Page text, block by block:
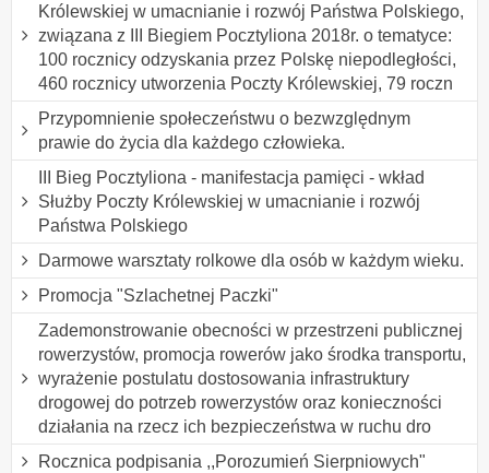
Królewskiej w umacnianie i rozwój Państwa Polskiego,
związana z III Biegiem Pocztyliona 2018r. o tematyce:
100 rocznicy odzyskania przez Polskę niepodległości,
460 rocznicy utworzenia Poczty Królewskiej, 79 roczn
Przypomnienie społeczeństwu o bezwzględnym
prawie do życia dla każdego człowieka.
III Bieg Pocztyliona - manifestacja pamięci - wkład
Służby Poczty Królewskiej w umacnianie i rozwój
Państwa Polskiego
Darmowe warsztaty rolkowe dla osób w każdym wieku.
Promocja "Szlachetnej Paczki"
Zademonstrowanie obecności w przestrzeni publicznej
rowerzystów, promocja rowerów jako środka transportu,
wyrażenie postulatu dostosowania infrastruktury
drogowej do potrzeb rowerzystów oraz konieczności
działania na rzecz ich bezpieczeństwa w ruchu dro
Rocznica podpisania ,,Porozumień Sierpniowych"